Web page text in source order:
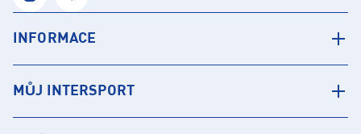
INFORMACE
MŮJ INTERSPORT